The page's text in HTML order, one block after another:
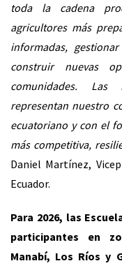
toda la cadena
agricultores más
informadas,
construir nuevas
comunidades. Las
representan nuestro
ecuatoriano y con el
más competitiva,
Daniel Martínez,
Ecuador.
Para 2026, las
participantes en
Manabí, Los Ríos y